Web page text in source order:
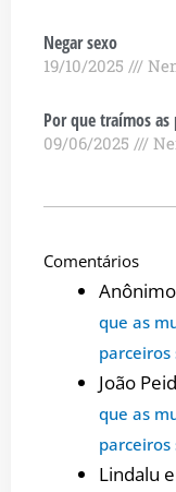
Negar sexo
19/10/2025
Por que traímos as
09/06/2025
Comentários
Anônimo
que as
parceiros
João
que as
parceiros
Lindalu